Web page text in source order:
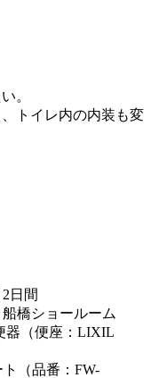
。
トイレ内の内装も変
2日間
船橋ショールーム
器（便座：LIXIL
（品番：FW-